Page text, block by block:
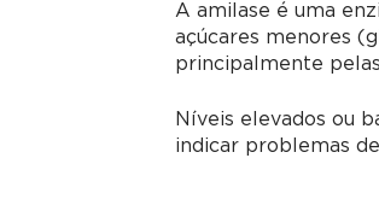
A amilase é uma
açúcares menores
principalmente
Níveis elevados ou
indicar problemas